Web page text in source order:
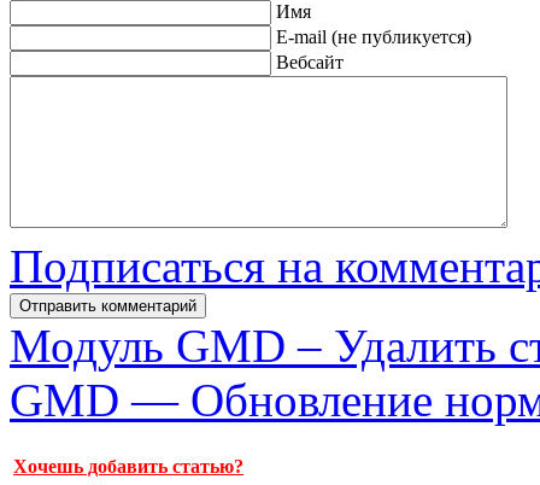
Имя
E-mail (не публикуется)
Вебсайт
Подписаться на
Модуль GMD – Удалить
GMD — Обновление
Хочешь добавить статью?